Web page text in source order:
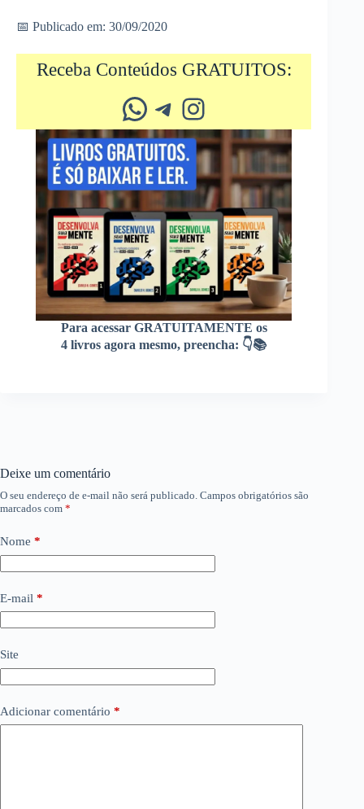
📅 Publicado em: 30/09/2020
Receba Conteúdos GRATUITOS:
Whatsapp Telegram Instagram
Para acessar GRATUITAMENTE os
4 livros agora mesmo, preencha: 👇📚
Deixe um comentário
O seu endereço de e-mail não será publicado. Campos obrigatórios são
marcados com *
Nome *
E-mail *
Site
Adicionar comentário *